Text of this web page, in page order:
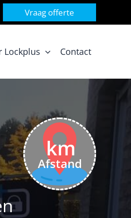
Vraag offerte
Lockplus Contact
km
Afstand